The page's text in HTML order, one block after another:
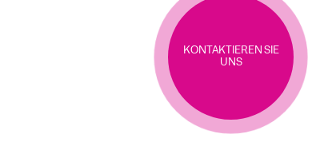
KONTAKTIEREN SIE
UNS